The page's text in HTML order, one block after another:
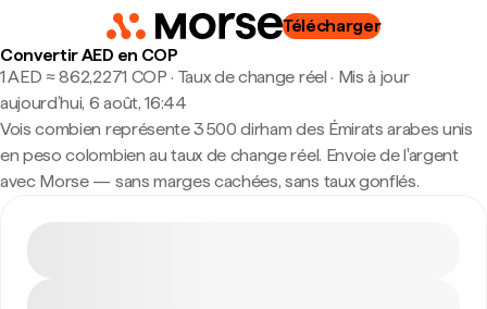
Télécharger
Convertir AED en COP
1 AED ≈ 862,2271 COP · Taux de change réel · Mis à jour
aujourd’hui, 6 août, 16:44
Vois combien représente 3 500 dirham des Émirats arabes unis
en peso colombien au taux de change réel. Envoie de l'argent
avec Morse — sans marges cachées, sans taux gonflés.